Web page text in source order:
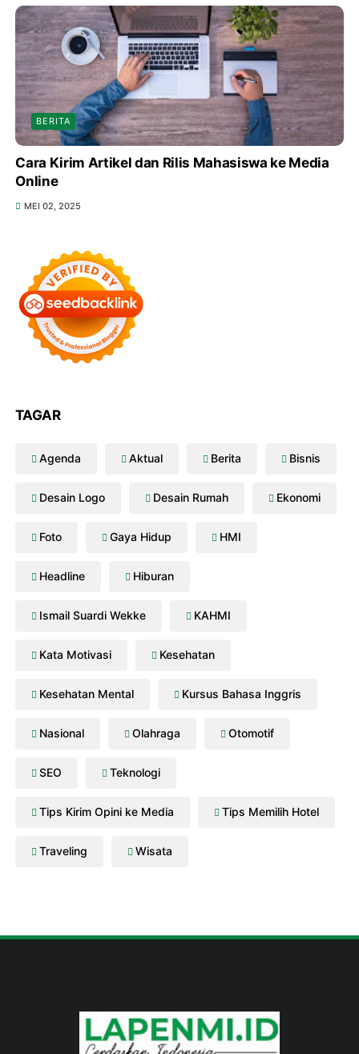
BERITA
Cara Kirim Artikel dan Rilis Mahasiswa ke Media
Online
MEI 02, 2025
TAGAR
Agenda Aktual Berita Bisnis
Desain Logo Desain Rumah Ekonomi
Foto Gaya Hidup HMI
Headline Hiburan
Ismail Suardi Wekke KAHMI
Kata Motivasi Kesehatan
Kesehatan Mental Kursus Bahasa Inggris
Nasional Olahraga Otomotif
SEO Teknologi
Tips Kirim Opini ke Media Tips Memilih Hotel
Traveling Wisata